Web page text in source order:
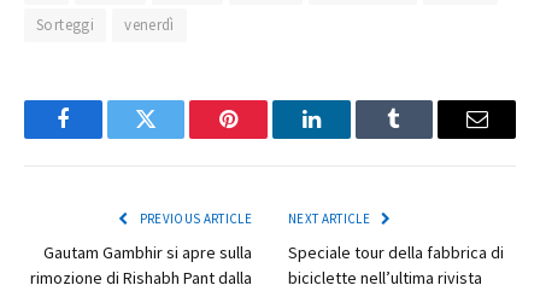
Sorteggi
venerdì
FacebookTwitter Pinterest LinkedInTumblr Email
PREVIOUS ARTICLE
Gautam Gambhir si apre sulla
rimozione di Rishabh Pant dalla
NEXT ARTICLE
Speciale tour della fabbrica di
biciclette nell’ultima rivista